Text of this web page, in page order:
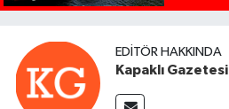
EDITÖR HAKKINDA
Kapaklı Gazetesi